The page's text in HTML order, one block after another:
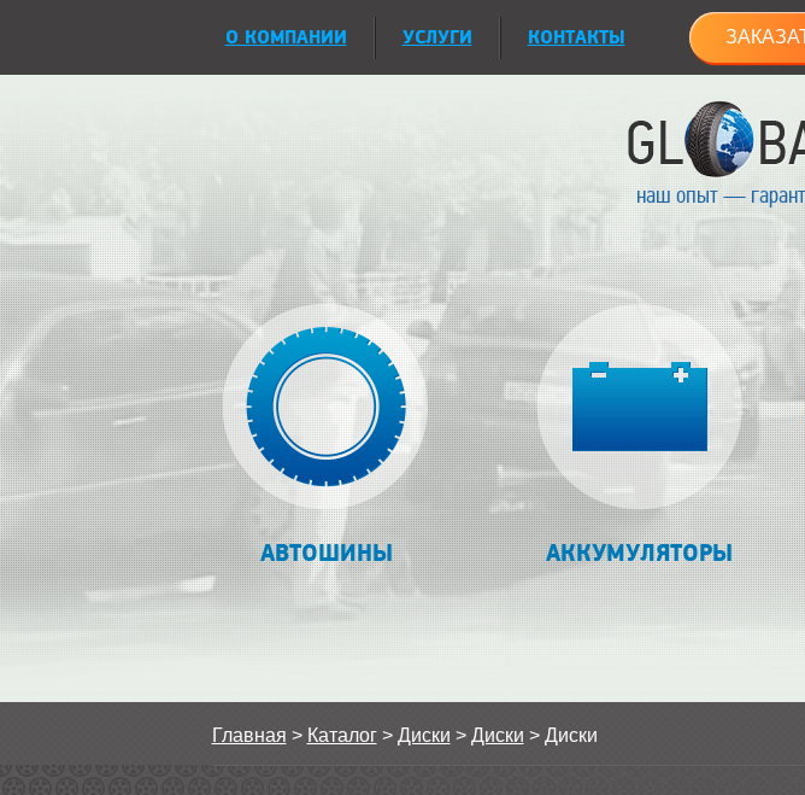
О КОМПАНИИ УСЛУГИ КОНТАКТЫ
наш опыт —
АВТОШИНЫ АККУМУЛЯТОРЫ
Главная > Каталог> Диски > Диски > Диски